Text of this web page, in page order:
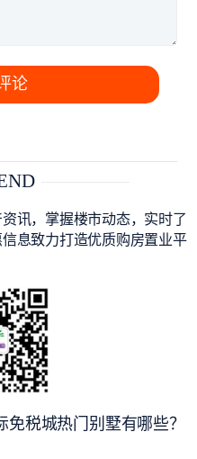
论
讯，掌握楼市动态，实时了
息致力打造优质购房置业平
免税城热门别墅有哪些？